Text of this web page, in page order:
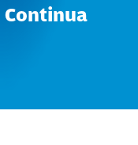
Continua